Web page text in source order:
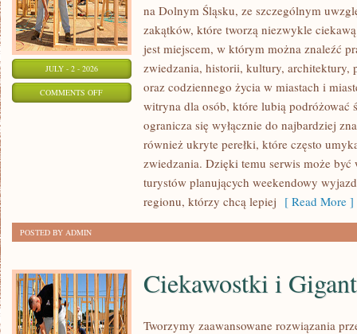
JULY - 2 - 2026
COMMENTS OFFON
na Dolnym Śląsku, ze szczególnym
zakątków, które tworzą niezwykle
jest miejscem, w którym można znaleźć
zwiedzania, historii, kultury, architektury,
oraz codziennego życia w miastach i
witryna dla osób, które lubią podróżować
ogranicza się wyłącznie do najbardziej
również ukryte perełki, które często
zwiedzania. Dzięki temu serwis może
turystów planujących weekendowy
regionu, którzy chcą lepiej [ Read More ]
POSTED BY ADMIN
Ciekawostki i
Tworzymy zaawansowane rozwiązania